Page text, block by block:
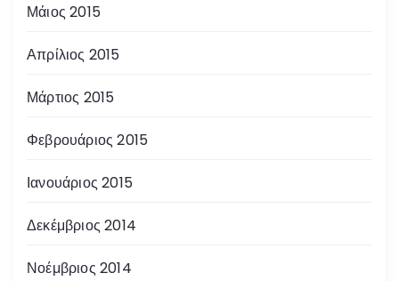
Μάιος 2015
Απρίλιος 2015
Μάρτιος 2015
Φεβρουάριος 2015
Ιανουάριος 2015
Δεκέμβριος 2014
Νοέμβριος 2014